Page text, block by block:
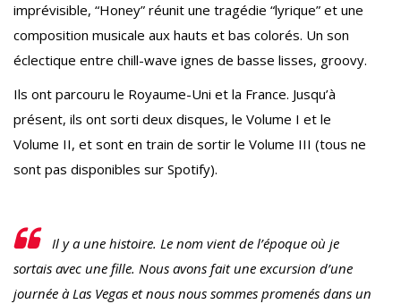
imprévisible, “Honey” réunit une tragédie “lyrique” et une
composition musicale aux hauts et bas colorés. Un son
éclectique entre chill-wave ignes de basse lisses, groovy.
Ils ont parcouru le Royaume-Uni et la France. Jusqu’à
présent, ils ont sorti deux disques, le Volume I et le
Volume II, et sont en train de sortir le Volume III (tous ne
sont pas disponibles sur Spotify).
Il y a une histoire. Le nom vient de l’époque où je
sortais avec une fille. Nous avons fait une excursion d’une
journée à Las Vegas et nous nous sommes promenés dans un